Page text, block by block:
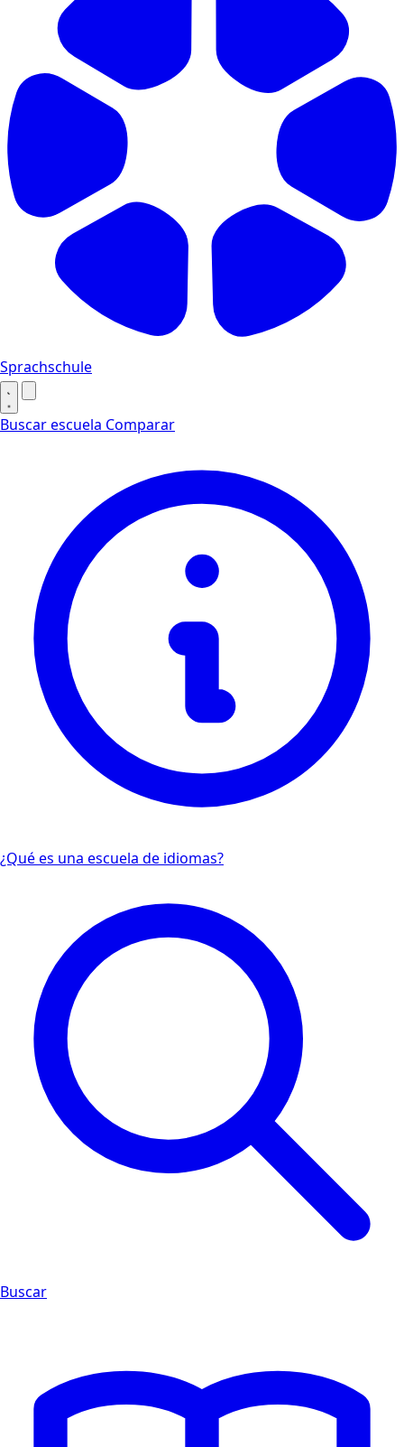
Sprachschule
Buscar escuela Comparar
¿Qué es una escuela de idiomas?
Buscar